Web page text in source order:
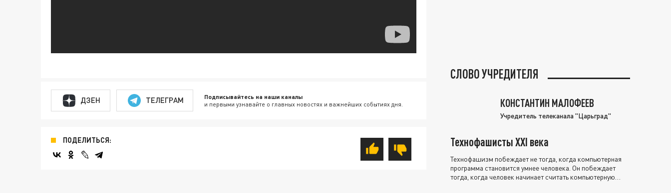
ДЗЕН ТЕЛЕГРАМ Подписывайтесь на наши каналы
и первыми узнавайте о главных новостях и важнейших событиях дня.
ПОДЕЛИТЬСЯ:
СЛОВО УЧРЕДИТЕЛЯ
КОНСТАНТИН МАЛОФЕЕВ
Учредитель телеканала "Царьград"
Технофашисты XXI века
Технофашизм побеждает не тогда, когда компьютерная
программа становится умнее человека. Он побеждает
тогда, когда человек начинает считать компьютерную